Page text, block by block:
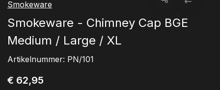
Smokeware
Smokeware - Chimney Cap BGE
Medium / Large / XL
Artikelnummer: PN/101
€ 62,95